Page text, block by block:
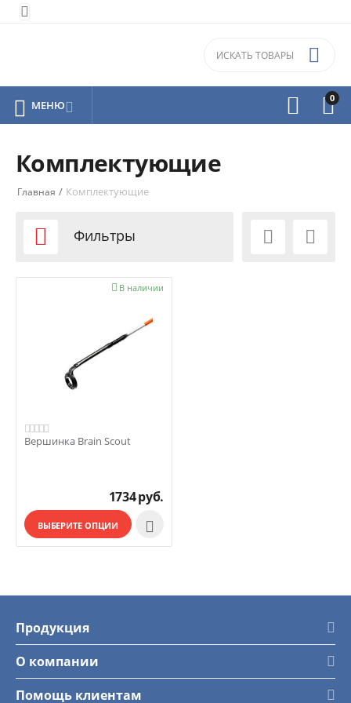

0



 МЕНЮ
Комплектующие
Главная / Комплектующие
 Фильтры  
В наличии

Вершинка Brain Scout
1734руб.
ВЫБЕРИТЕ ОПЦИИ 
Продукция
О компании
Помощь клиентам